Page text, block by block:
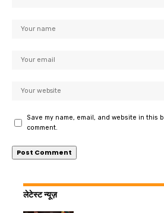
Save my name, email, and website in this
comment.
लेटेस्ट न्यूज़